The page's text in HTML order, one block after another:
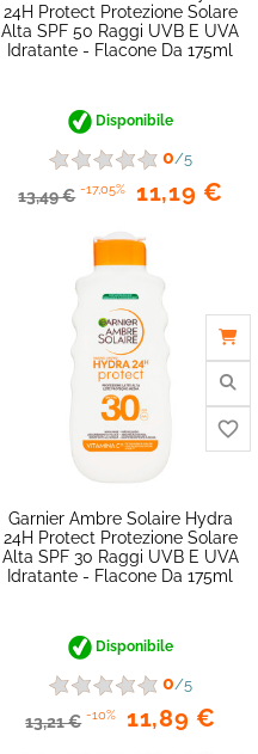
24H Protect Protezione Solare
Alta SPF 50 Raggi UVB E UVA
Idratante - Flacone Da 175ml
Disponibile
0/5
13,49 € -17,05% 11,19 €
Garnier Ambre Solaire Hydra
24H Protect Protezione Solare
Alta SPF 30 Raggi UVB E UVA
Idratante - Flacone Da 175ml
Disponibile
0/5
13,21 € -10% 11,89 €